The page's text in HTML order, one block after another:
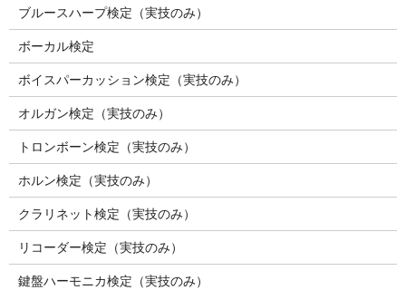
ブルースハープ検定（実技のみ）
ボーカル検定
ボイスパーカッション検定（実技のみ）
オルガン検定（実技のみ）
トロンボーン検定（実技のみ）
ホルン検定（実技のみ）
クラリネット検定（実技のみ）
リコーダー検定（実技のみ）
鍵盤ハーモニカ検定（実技のみ）